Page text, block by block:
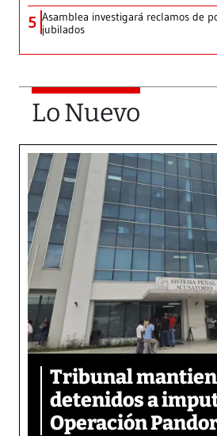
5 Asamblea investigará reclamos de
jubilados
Lo Nuevo
Tribunal
detenidos a
Operación